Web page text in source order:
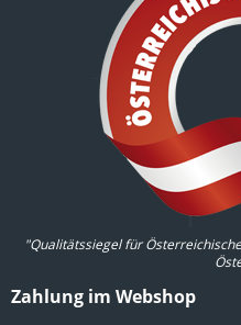
"Qualitätssiegel für
Zahlung im Webshop